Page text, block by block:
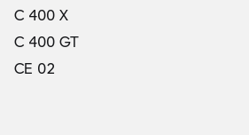
C 400 X
C 400 GT
CE 02